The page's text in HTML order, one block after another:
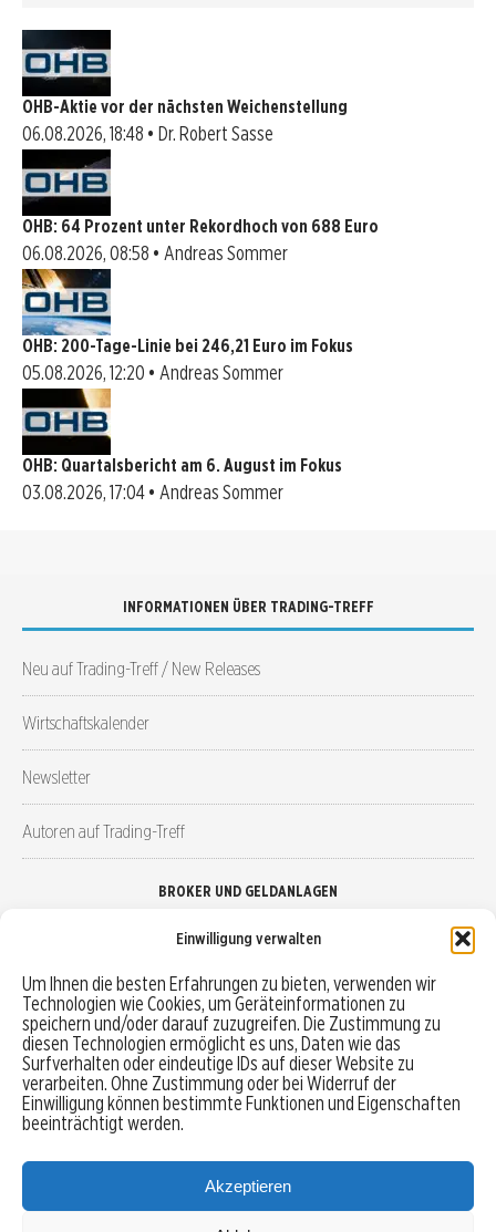
Einwilligung verwalten
Um Ihnen die besten Erfahrungen zu bieten, verwenden wir
Technologien wie Cookies, um Geräteinformationen zu
speichern und/oder darauf zuzugreifen. Die Zustimmung zu
diesen Technologien ermöglicht es uns, Daten wie das
Surfverhalten oder eindeutige IDs auf dieser Website zu
verarbeiten. Ohne Zustimmung oder bei Widerruf der
Einwilligung können bestimmte Funktionen und Eigenschaften
beeinträchtigt werden.
Akzeptieren
OHB-Aktie vor der nächsten Weichenstellung
06.08.2026, 18:48 • Dr. Robert Sasse
OHB: 64 Prozent unter Rekordhoch von 688 Euro
06.08.2026, 08:58 • Andreas Sommer
OHB: 200-Tage-Linie bei 246,21 Euro im Fokus
05.08.2026, 12:20 • Andreas Sommer
OHB: Quartalsbericht am 6. August im Fokus
03.08.2026, 17:04 • Andreas Sommer
INFORMATIONEN ÜBER TRADING-TREFF
Neu auf Trading-Treff / New Releases
Wirtschaftskalender
Newsletter
Autoren auf Trading-Treff
BROKER UND GELDANLAGEN
Robo-Advisor vergleichen
Depotvergleich
Festgeld vergleichen
Tagesgeld vergleichen